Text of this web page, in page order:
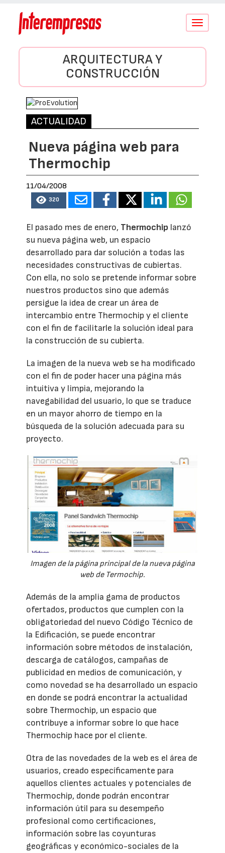
Conmutar
ARQUITECTURA Y
CONSTRUCCIÓN
ACTUALIDAD
Nueva página web para
Thermochip
11/04/2008
320
El pasado mes de enero, Thermochip lanzó
su nueva página web, un espacio
desarrollado para dar solución a todas las
necesidades constructivas de cubiertas.
Con ella, no solo se pretende informar sobre
nuestros productos sino que además
persigue la idea de crear un área de
intercambio entre Thermochip y el cliente
con el fin de facilitarle la solución ideal para
la construcción de su cubierta.
La imagen de la nueva web se ha modificado
con el fin de poder hacer una página más
intuitiva y limpia, mejorando la
navegabilidad del usuario, lo que se traduce
en un mayor ahorro de tiempo en la
búsqueda de la solución adecuada para su
proyecto.
Imagen de la página principal de la nueva página
web de Termochip.
Además de la amplia gama de productos
ofertados, productos que cumplen con la
obligatoriedad del nuevo Código Técnico de
la Edificación, se puede encontrar
información sobre métodos de instalación,
descarga de catálogos, campañas de
publicidad en medios de comunicación, y
como novedad se ha desarrollado un espacio
en donde se podrá encontrar la actualidad
sobre Thermochip, un espacio que
contribuye a informar sobre lo que hace
Thermochip hace por el cliente.
Otra de las novedades de la web es el área de
usuarios, creado específicamente para
aquellos clientes actuales y potenciales de
Thermochip, donde podrán encontrar
información útil para su desempeño
profesional como certificaciones,
información sobre las coyunturas
geográficas y económico-sociales de la